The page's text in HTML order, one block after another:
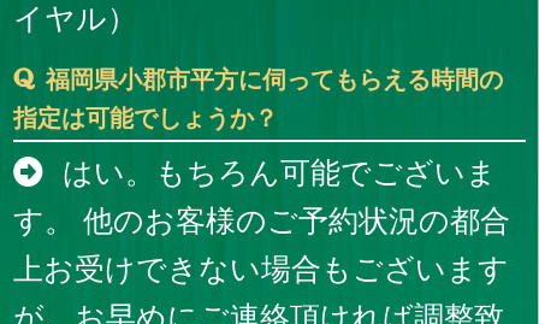
イヤル）
福岡県小郡市平方に伺ってもらえる時間の
指定は可能でしょうか？
はい。もちろん可能でございま
す。 他のお客様のご予約状況の都合
上お受けできない場合もございます
が、お早めにご連絡頂ければ調整致